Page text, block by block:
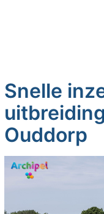
Snelle
Ouddorp